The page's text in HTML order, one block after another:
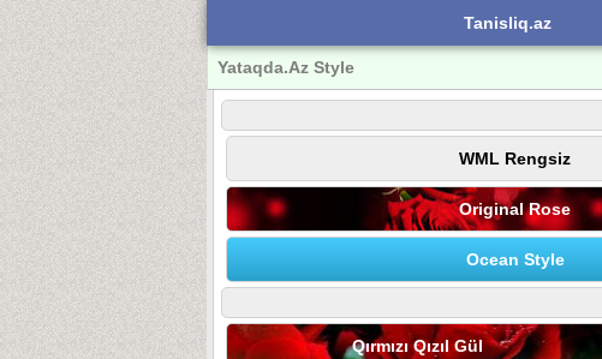
Tanisliq.az
Yataqda.Az Style
WML Rengsiz
Original Rose
Ocean Style
Qırmızı Qızıl Gül